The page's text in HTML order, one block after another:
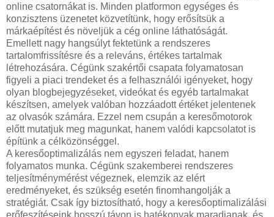
online csatornákat is. Minden platformon egységes és
konzisztens üzenetet közvetítünk, hogy erősítsük a
márkaépítést és növeljük a cég online láthatóságát.
Emellett nagy hangsúlyt fektetünk a rendszeres
tartalomfrissítésre és a releváns, értékes tartalmak
létrehozására. Cégünk szakértői csapata folyamatosan
figyeli a piaci trendeket és a felhasználói igényeket, hogy
olyan blogbejegyzéseket, videókat és egyéb tartalmakat
készítsen, amelyek valóban hozzáadott értéket jelentenek
az olvasók számára. Ezzel nem csupán a keresőmotorok
előtt mutatjuk meg magunkat, hanem valódi kapcsolatot is
építünk a célközönséggel.
A keresőoptimalizálás nem egyszeri feladat, hanem
folyamatos munka. Cégünk szakemberei rendszeres
teljesítménymérést végeznek, elemzik az elért
eredményeket, és szükség esetén finomhangolják a
stratégiát. Csak így biztosítható, hogy a keresőoptimalizálási
erőfeszítéseink hosszú távon is hatékonyak maradjanak, és